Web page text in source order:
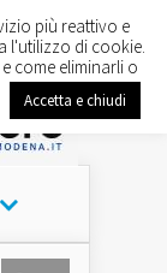
più reattivo e
l'utilizzo di cookie.
come eliminarli o
Accetta e chiudi